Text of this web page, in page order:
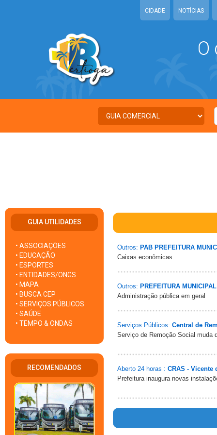
CIDADE NOTÍCIAS
O
GUIA UTILIDADES
• ASSOCIAÇÕES
• EDUCAÇÃO
• ESPORTES
• ENTIDADES/ONGS
• MAPA
• BUSCA CEP
• SERVIÇOS PÚBLICOS
• SAÚDE
• TEMPO & ONDAS
RECOMENDADOS
Outros: PAB PREFEITURA
Caixas econômicas
Outros: PREFEITURA
Administração pública em geral
Serviços Públicos: Central de
Serviço de Remoção Social muda
Aberto 24 horas : CRAS - Vicente
Prefeitura inaugura novas